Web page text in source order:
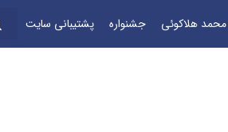
محمد هلاکوئی جشنواره پشتیبانی سایت